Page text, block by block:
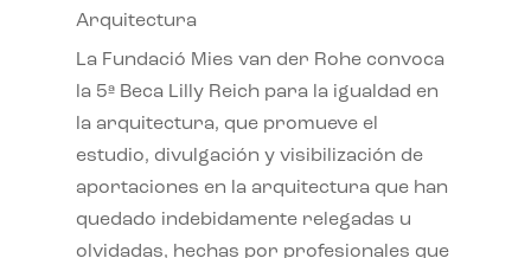
Arquitectura
La Fundació Mies van der Rohe convoca
la 5ª Beca Lilly Reich para la igualdad en
la arquitectura, que promueve el
estudio, divulgación y visibilización de
aportaciones en la arquitectura que han
quedado indebidamente relegadas u
olvidadas, hechas por profesionales que